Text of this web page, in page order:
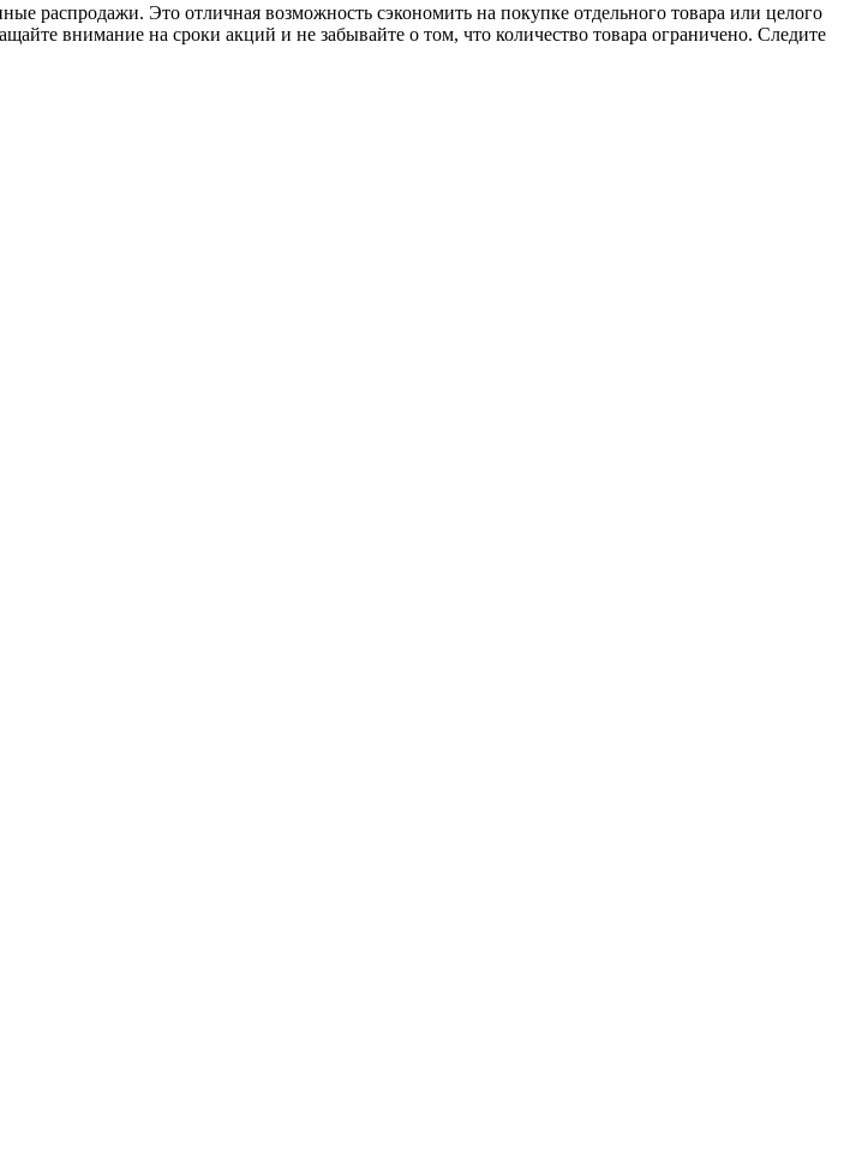
распродажи. Это отличная возможность сэкономить на покупке отдельного товара или целого
внимание на сроки акций и не забывайте о том, что количество товара ограничено. Следите